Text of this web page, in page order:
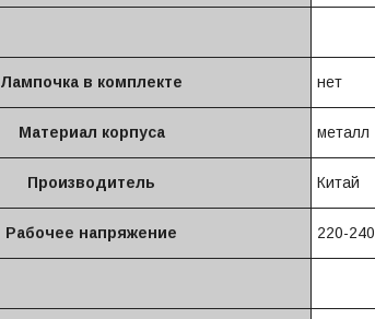
Лампочка в комплекте нет
Материал корпуса металл
Производитель Китай
Рабочее напряжение 220-240